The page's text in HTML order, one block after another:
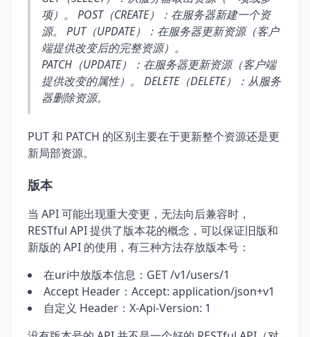
项）。 POST（CREATE）：在服务器新建一个资
源。 PUT（UPDATE）：在服务器更新资源（客户
端提供改变后的完整资源）。
PATCH（UPDATE）：在服务器更新资源（客户端
提供改变的属性）。 DELETE（DELETE）：从服务
器删除资源。
PUT 和 PATCH 的区别主要在于更新整个资源还是更
新局部资源。
版本
当 API 可能出现重大变更，无法向后兼容时，
RESTful API 提供了版本花的概念，可以保证旧版和
新版的 API 的使用，有三种方法存放版本号：
在uri中放版本信息：GET /v1/users/1
Accept Header：Accept: application/json+v1
自定义 Header：X-Api-Version: 1